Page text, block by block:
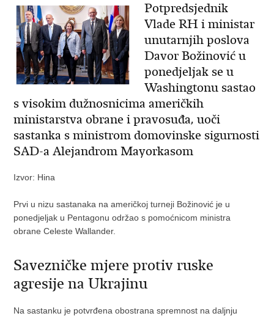
Potpredsjednik
Vlade RH i ministar
unutarnjih poslova
Davor Božinović u
ponedjeljak se u
Washingtonu sastao
s visokim dužnosnicima američkih
ministarstva obrane i pravosuđa, uoči
sastanka s ministrom domovinske sigurnosti
SAD-a Alejandrom Mayorkasom
Izvor: Hina
Prvi u nizu sastanaka na američkoj turneji Božinović je u
ponedjeljak u Pentagonu održao s pomoćnicom ministra
obrane Celeste Wallander.
Savezničke mjere protiv ruske
agresije na Ukrajinu
Na sastanku je potvrđena obostrana spremnost na daljnju